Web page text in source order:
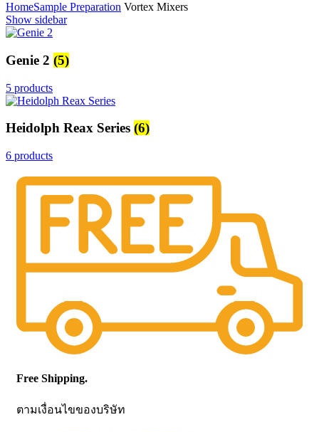
HomeSample Preparation Vortex Mixers
Show sidebar
Genie 2 (5)
5 products
Heidolph Reax Series (6)
6 products
Free Shipping.
ตามเงื่อนไขของบริษัท